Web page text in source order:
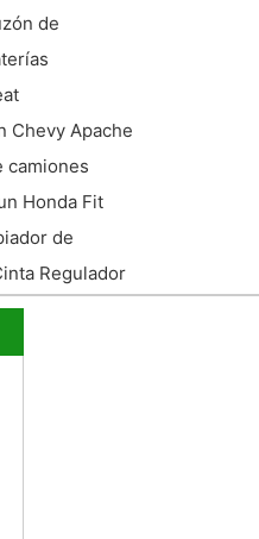
de
Chevy Apache
camiones
Honda Fit
de
?
Regulador